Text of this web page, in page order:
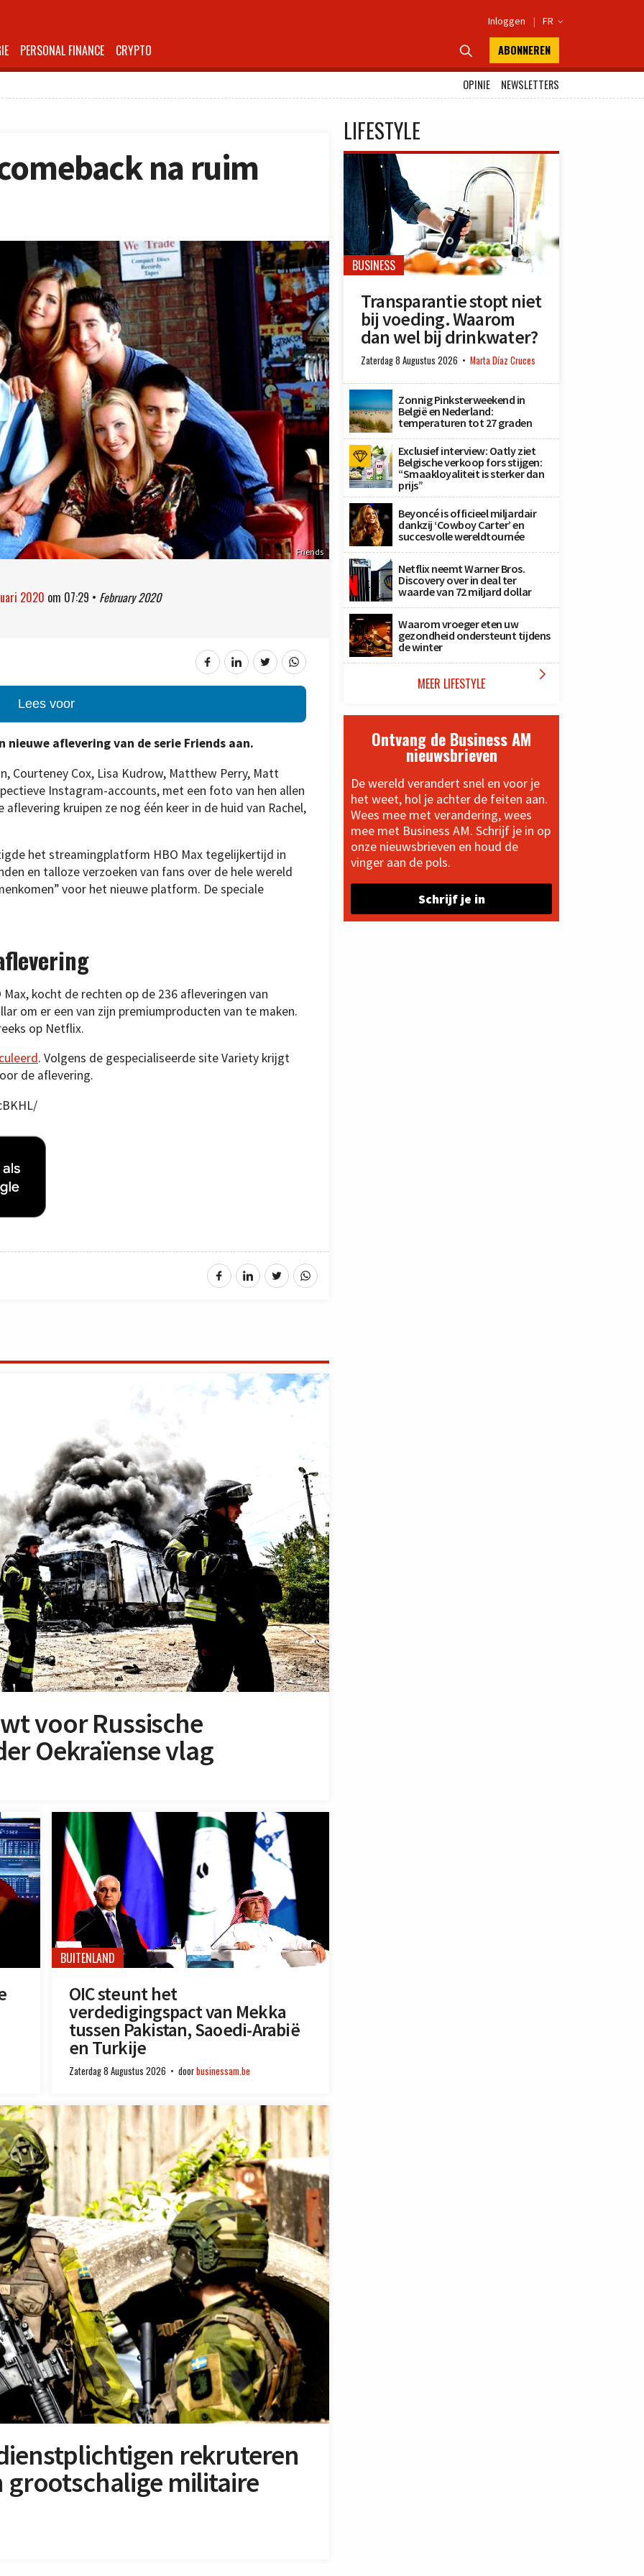
Inloggen | FR 
PERSONAL FINANCE CRYPTO  ABONNEREN
OPINIE NEWSLETTERS
na ruim
Friends
2020 om 07:29 • February 2020
Lees voor
nieuwe aflevering van de serie Friends aan.
Courteney Cox, Lisa Kudrow, Matthew Perry, Matt
Instagram-accounts, met een foto van hen allen
kruipen ze nog één keer in de huid van Rachel,
het streamingplatform HBO Max tegelijkertijd in
en talloze verzoeken van fans over de hele wereld
voor het nieuwe platform. De speciale
kocht de rechten op de 236 afleveringen van
om er een van zijn premiumproducten van te maken.
op Netflix.
. Volgens de gespecialiseerde site Variety krijgt
de aflevering.
voor Russische
Oekraïense vlag
BUITENLAND
OIC steunt het
verdedigingspact van Mekka
tussen Pakistan, Saoedi-Arabië
en Turkije
Zaterdag 8 Augustus 2026 doorbusinessam.be
rekruteren
grootschalige militaire
LIFESTYLE
BUSINESS
Transparantie stopt niet
bij voeding. Waarom
dan wel bij drinkwater?
Zaterdag 8 Augustus 2026 Marta Díaz Cruces
Zonnig Pinksterweekend in
België en Nederland:
temperaturen tot 27 graden
Exclusief interview: Oatly ziet
Belgische verkoop fors stijgen:
“Smaakloyaliteit is sterker dan
prijs”
Beyoncé is officieel miljardair
dankzij ‘Cowboy Carter’ en
succesvolle wereldtournée
Netflix neemt Warner Bros.
Discovery over in deal ter
waarde van 72 miljard dollar
Waarom vroeger eten uw
gezondheid ondersteunt tijdens
de winter
MEER LIFESTYLE 
Ontvang de Business AM
nieuwsbrieven
De wereld verandert snel en voor je
het weet, hol je achter de feiten aan.
Wees mee met verandering, wees
mee met Business AM. Schrijf je in op
onze nieuwsbrieven en houd de
vinger aan de pols.
Schrijf je in